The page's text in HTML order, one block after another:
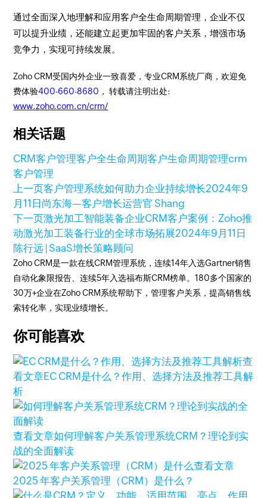
通过全面深入地理解和应用客户全生命周期管理，企业不仅
可以提升业绩，还能建立起更加牢固的客户关系，增强市场
竞争力，实现可持续发展。
Zoho CRM受国内外企业一致喜爱，专业CRM系统厂商，欢迎免
费体验400-660-8680 ， 转载请注明出处:
www.zoho.com.cn/crm/
相关话题
CRM客户管理客户全生命周期客户生命周期管理crm
客户管理
上一页客户管理系统如何助力企业持续增长2024年9
月11日 尚东海—客户增长运营官 Shang
下一页激光加工智能装备企业CRM客户案例：Zoho推
动激光加工装备行业的全球市场拓展2024年9月11日
陈行远 | SaaS增长策略顾问
Zoho CRM是一款在线CRM管理系统，连续14年入选Gartner销售
自动化象限报告、连续5年入选福布斯CRM榜单。180多个国家的
30万+企业在Zoho CRM系统帮助下，管理客户关系，提高销售线
索转化率，实现业绩增长。
你可能喜欢
查
看文章EC CRM是什么？作用、选择方法及推荐工具解
析
查看文章如何理解客户关系管理系统CRM？理论到实
战的全面解读
查看文章
2025 年客户关系管理（CRM）是什么？